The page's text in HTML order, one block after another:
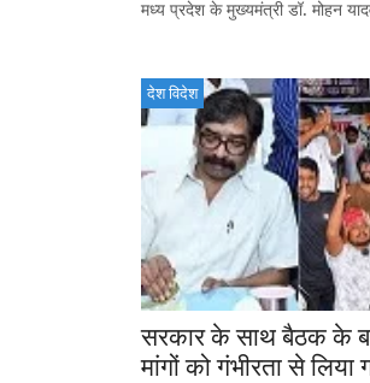
मध्य प्रदेश के मुख्यमंत्री डॉ. मोहन
देश विदेश
सरकार के साथ बैठक के
मांगों को गंभीरता से लिया